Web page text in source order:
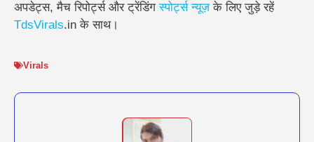
अपडेट्स, मैच रिपोर्ट्स और ट्रेंडिंगस्पोर्ट्स न्यूज़के लिए जुड़े रहें
TdsVirals.in के साथ।
Virals